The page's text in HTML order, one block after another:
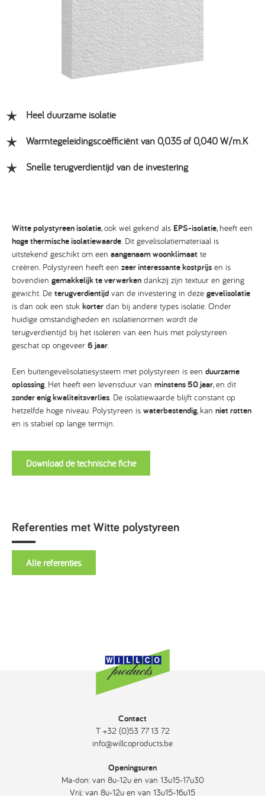
Heel duurzame isolatie
Warmtegeleidingscoëfficiënt van 0,035 of 0,040 W/m.K
Snelle terugverdientijd van de investering
Witte polystyreen isolatie, ook wel gekend als EPS-isolatie, heeft een
hoge thermische isolatiewaarde . Dit gevelisolatiemateriaal is
uitstekend geschikt om een aangenaam woonklimaat te
creëren. Polystyreen heeft een zeer interessante kostprijs en is
bovendien gemakkelijk te verwerken dankzij zijn textuur en gering
gewicht. De terugverdientijd van de investering in deze gevelisolatie
is dan ook een stuk korter dan bij andere types isolatie. Onder
huidige omstandigheden en isolatienormen wordt de
terugverdientijd bij het isoleren van een huis met polystyreen
geschat op ongeveer 6 jaar
Een buitengevelisolatiesysteem met polystyreen is een duurzame
oplossing . Het heeft een levensduur van minstens 50 jaar, en dit
zonder enig kwaliteitsverlies . De isolatiewaarde blijft constant op
hetzelfde hoge niveau. Polystyreen is waterbestendig, kan niet rotten
en is stabiel op lange termijn.
Download de technische fiche
Referenties met Witte polystyreen
Alle referenties
Contact
T +32 (0)53 77 13 72
info@willcoproducts.be
Openingsuren
Ma-don: van 8u-12u en van 13u15-17u30
Vrij: van 8u-12u en van 13u15-16u15